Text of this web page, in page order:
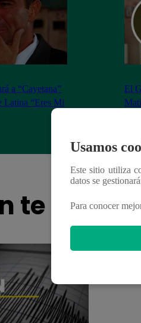
a “Cayetana”
Latina “Eres Mi
El
te
Usamos
Este sitio utiliza
datos se
Para conocer